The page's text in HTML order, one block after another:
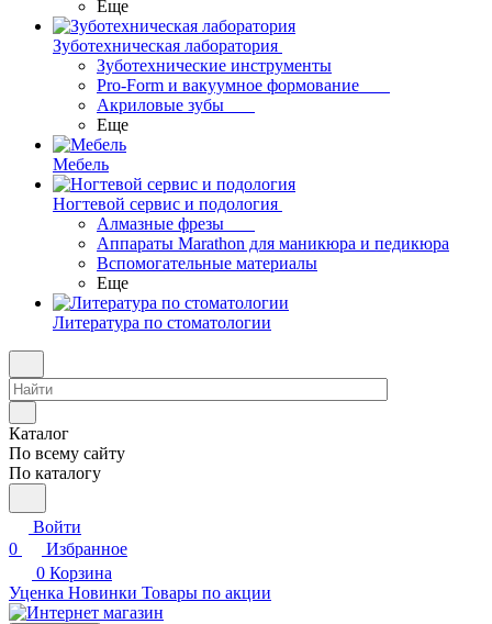
Еще
Зуботехническая лаборатория
Зуботехнические инструменты
Pro-Form и вакуумное формование
Акриловые зубы
Еще
Мебель
Ногтевой сервис и подология
Алмазные фрезы
Аппараты Marathon для маникюра и педикюра
Вспомогательные материалы
Еще
Литература по стоматологии
Каталог
По всему сайту
По каталогу
Войти
0
Избранное
0 Корзина
Уценка Новинки Товары по акции